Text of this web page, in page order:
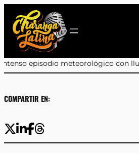
contenido
con lluvias, nieve y vientos de
COMPARTIR EN: